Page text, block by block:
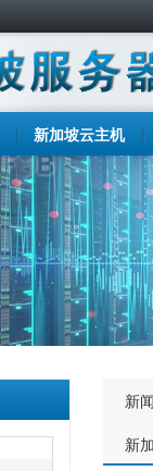
新加坡云主机
新
新